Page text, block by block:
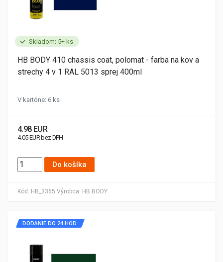
Skladom: 5+ ks
Kód: HB_3365 Výrobca: HB BODY
HB BODY 410 chassis coat, polomat - farba na kov a
strechy 4 v 1 RAL 5013 sprej 400ml
V kartóne: 6 ks
4.98 EUR
4.05 EUR bez DPH
Do košíka
DODANIE DO 24 HOD.